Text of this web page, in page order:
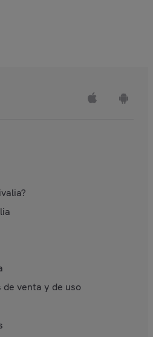
de venta y de uso